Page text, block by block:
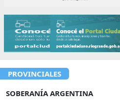
PROVINCIALES
SOBERANÍA ARGENTINA